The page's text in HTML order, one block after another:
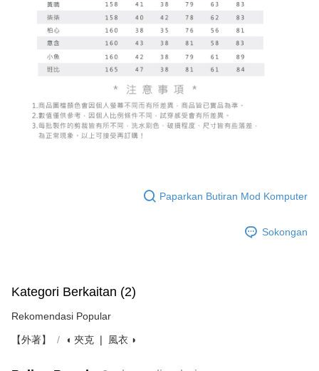
Paparkan Butiran Mod Komputer
Sokongan
Kategori Berkaitan (2)
Rekomendasi Popular
【外著】 ◖ 夾克 ❘ 風衣 ◗